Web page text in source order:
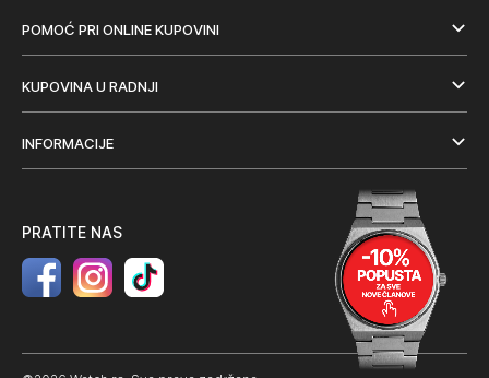
POMOĆ PRI ONLINE KUPOVINI
KUPOVINA U RADNJI
INFORMACIJE
PRATITE NAS